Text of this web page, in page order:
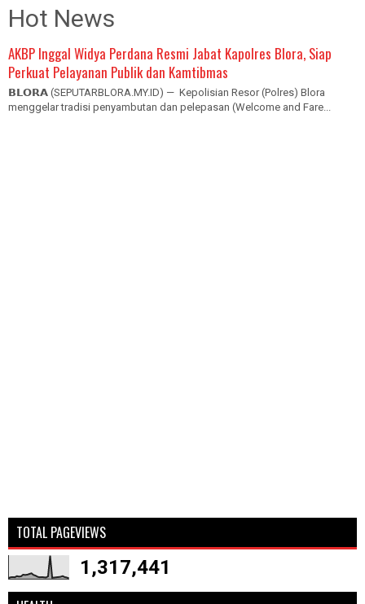
Hot News
AKBP Inggal Widya Perdana Resmi Jabat Kapolres Blora, Siap
Perkuat Pelayanan Publik dan Kamtibmas
𝗕𝗟𝗢𝗥𝗔 (SEPUTARBLORA.MY.ID) — Kepolisian Resor (Polres) Blora
menggelar tradisi penyambutan dan pelepasan (Welcome and Fare...
TOTAL PAGEVIEWS
1,317,441